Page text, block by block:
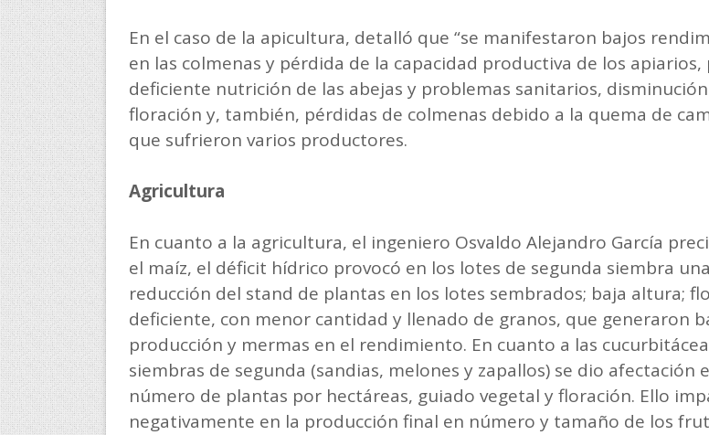
En el caso de la apicultura, detalló que “se manifestaron bajos
en las colmenas y pérdida de la capacidad productiva de los apiarios,
deficiente nutrición de las abejas y problemas sanitarios,
floración y, también, pérdidas de colmenas debido a la quema de
que sufrieron varios productores.
Agricultura
En cuanto a la agricultura, el ingeniero Osvaldo Alejandro García
el maíz, el déficit hídrico provocó en los lotes de segunda siembra una
reducción del stand de plantas en los lotes sembrados; baja altura;
deficiente, con menor cantidad y llenado de granos, que generaron
producción y mermas en el rendimiento. En cuanto a las
siembras de segunda (sandias, melones y zapallos) se dio afectación
número de plantas por hectáreas, guiado vegetal y floración. Ello
negativamente en la producción final en número y tamaño de los